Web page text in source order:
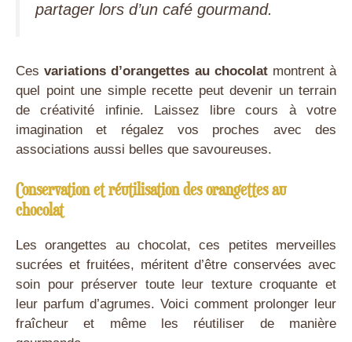
partager lors d’un café gourmand.
Cesvariations d’orangettes au chocolatmontrent à
quel point une simple recette peut devenir un terrain
de créativité infinie. Laissez libre cours à votre
imagination et régalez vos proches avec des
associations aussi belles que savoureuses.
Conservation et réutilisation des orangettes au
chocolat
Les orangettes au chocolat, ces petites merveilles
sucrées et fruitées, méritent d’être conservées avec
soin pour préserver toute leur texture croquante et
leur parfum d’agrumes. Voici comment prolonger leur
fraîcheur et même les réutiliser de manière